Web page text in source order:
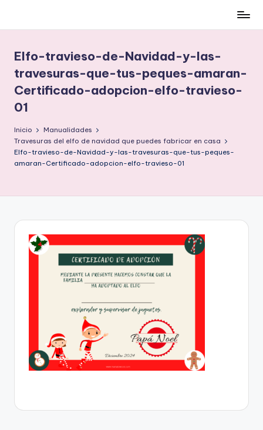
contenido
low-
cost
y
no
morir
el
intento
Elfo-travieso-de-Navidad-y-las-
travesuras-que-tus-peques-amaran-
Certificado-adopcion-elfo-travieso-
01
Inicio
Manualidades
Travesuras del elfo de navidad que puedes fabricar en casa
Elfo-travieso-de-Navidad-y-las-travesuras-que-tus-peques-
amaran-Certificado-adopcion-elfo-travieso-01